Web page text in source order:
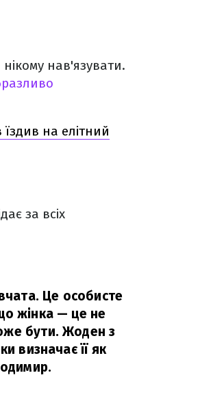
нав'язувати.
на елітний
за всіх
Це особисте
жінка — це не
бути. Жоден з
визначає її як